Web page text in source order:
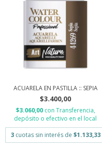
ACUARELA EN PASTILLA :: SEPIA
$3.400,00
$3.060,00 con Transferencia,
depósito o efectivo en el local
3 cuotas sin interés de $1.133,33